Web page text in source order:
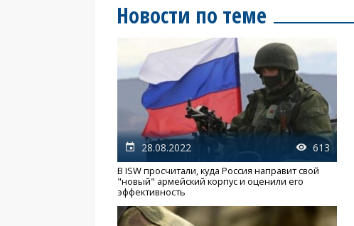
Новости по теме
28.08.2022 613
В ISW просчитали, куда Россия направит свой
"новый" армейский корпус и оценили его
эффективность